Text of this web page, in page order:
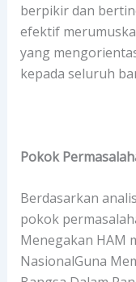
berpikir dan
efektif
yang
kepada seluruh
Pokok
Berdasarkan
pokok
Menegakan HAM
NasionalGuna